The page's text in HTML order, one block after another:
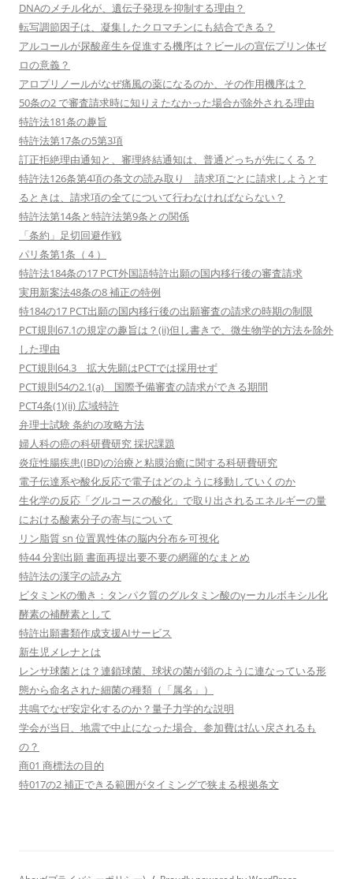
DNAのメチル化が、遺伝子発現を抑制する理由？
転写調節因子は、凝集したクロマチンにも結合できる？
アルコールが尿酸産生を促進する機序は？ビールの宣伝プリン体ゼ
ロの意義？
アロプリノールがなぜ痛風の薬になるのか、その作用機序は？
50条の2 で審査請求時に知りえたなかった場合が除外される理由
特許法181条の趣旨
特許法第17条の5第3項
訂正拒絶理由通知と、審理終結通知は、普通どっちが先にくる？
特許法126条第4項の条文の読み取り 請求項ごとに請求しようとす
るときは、請求項の全てについて行わなければならない？
特許法第14条と特許法第9条との関係
「条約」足切回避作戦
パリ条第1条（４）
特許法184条の17 PCT外国語特許出願の国内移行後の審査請求
実用新案法48条の8 補正の特例
特184の17 PCT出願の国内移行後の出願審査の請求の時期の制限
PCT規則67.1の規定の趣旨は？(ii)但し書きで、微生物学的方法を除外
した理由
PCT規則64.3 拡大先願はPCTでは採用せず
PCT規則54の2.1(a) 国際予備審査の請求ができる期間
PCT4条(1)(ii) 広域特許
弁理士試験 条約の攻略方法
婦人科の癌の科研費研究 採択課題
炎症性腸疾患(IBD)の治療と粘膜治癒に関する科研費研究
電子伝達系や酸化反応で電子はどのように移動していくのか
生化学の反応「グルコースの酸化」で取り出されるエネルギーの量
における酸素分子の寄与について
リン脂質 sn 位置異性体の脳内分布を可視化
特44 分割出願 書面再提出要不要の網羅的なまとめ
特許法の漢字の読み方
ビタミンKの働き：タンパク質のグルタミン酸のγーカルボキシル化
酵素の補酵素として
特許出願書類作成支援AIサービス
新生児メレナとは
レンサ球菌とは？連鎖球菌、球状の菌が鎖のように連なっている形
態から命名された細菌の種類（「属名」）
共鳴でなぜ安定化するのか？量子力学的な説明
学会が当日、地震で中止になった場合、参加費は払い戻されるも
の？
商01 商標法の目的
特017の2 補正できる範囲がタイミングで狭まる根拠条文